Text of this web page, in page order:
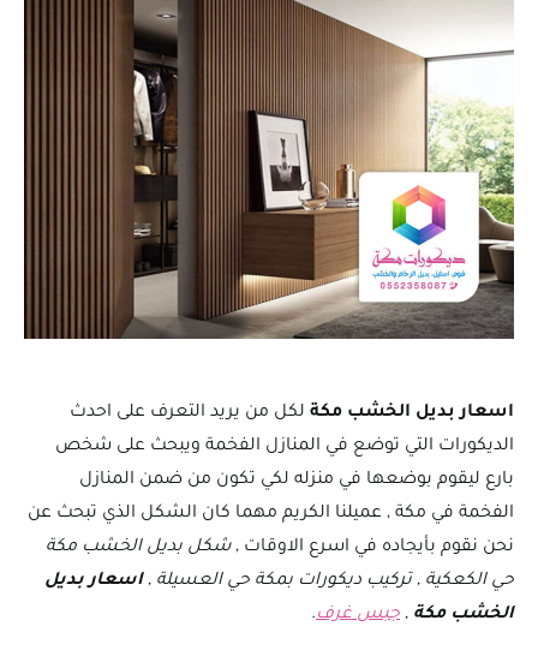
اسعار بديل الخشب مكة لكل من يريد التعرف على احدث
الديكورات التي توضع في المنازل الفخمة ويبحث على شخص
بارع ليقوم بوضعها في منزله لكي تكون من ضمن المنازل
الفخمة في مكة , عميلنا الكريم مهما كان الشكل الذي تبحث عن
نحن نقوم بأيجاده في اسرع الاوقات ,شكل بديل الخشب مكة
حي الكعكية , تركيب ديكورات بمكة حي العسيلة ,اسعار بديل
الخشب مكة , جبس غرف.